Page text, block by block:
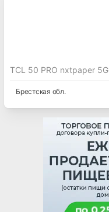
TCL 50 PRO nxtpaper 5G
Брестская обл.